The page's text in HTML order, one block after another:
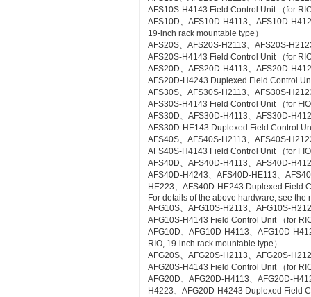
AFS10S-H4143 Field Control Unit （for
AFS10D、AFS10D-H4113、AFS10D-
19-inch rack mountable type）
AFS20S、AFS20S-H2113、AFS20S-
AFS20S-H4143 Field Control Unit （for
AFS20D、AFS20D-H4113、AFS20D-
AFS20D-H4243 Duplexed Field Control
AFS30S、AFS30S-H2113、AFS30S-
AFS30S-H4143 Field Control Unit （for
AFS30D、AFS30D-H4113、AFS30D-
AFS30D-HE143 Duplexed Field Control
AFS40S、AFS40S-H2113、AFS40S-
AFS40S-H4143 Field Control Unit （for
AFS40D、AFS40D-H4113、AFS40D-
AFS40D-H4243、AFS40D-HE113、
HE223、AFS40D-HE243 Duplexed Field
For details of the above hardware, see the
AFG10S、AFG10S-H2113、AFG10S-
AFG10S-H4143 Field Control Unit （for
AFG10D、AFG10D-H4113、AFG10D-
RIO, 19-inch rack mountable type）
AFG20S、AFG20S-H2113、AFG20S-
AFG20S-H4143 Field Control Unit （for
AFG20D、AFG20D-H4113、AFG20D-
H4223、AFG20D-H4243 Duplexed Field